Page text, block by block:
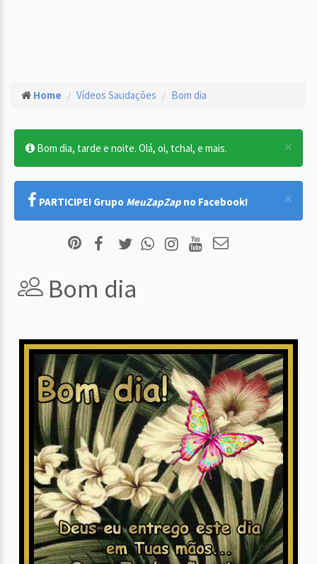
Home Vídeos Saudações Bom dia
×
Bom dia, tarde e noite. Olá, oi, tchal, e mais.
×
PARTICIPE! Grupo MeuZapZap no Facebook!
Bom dia